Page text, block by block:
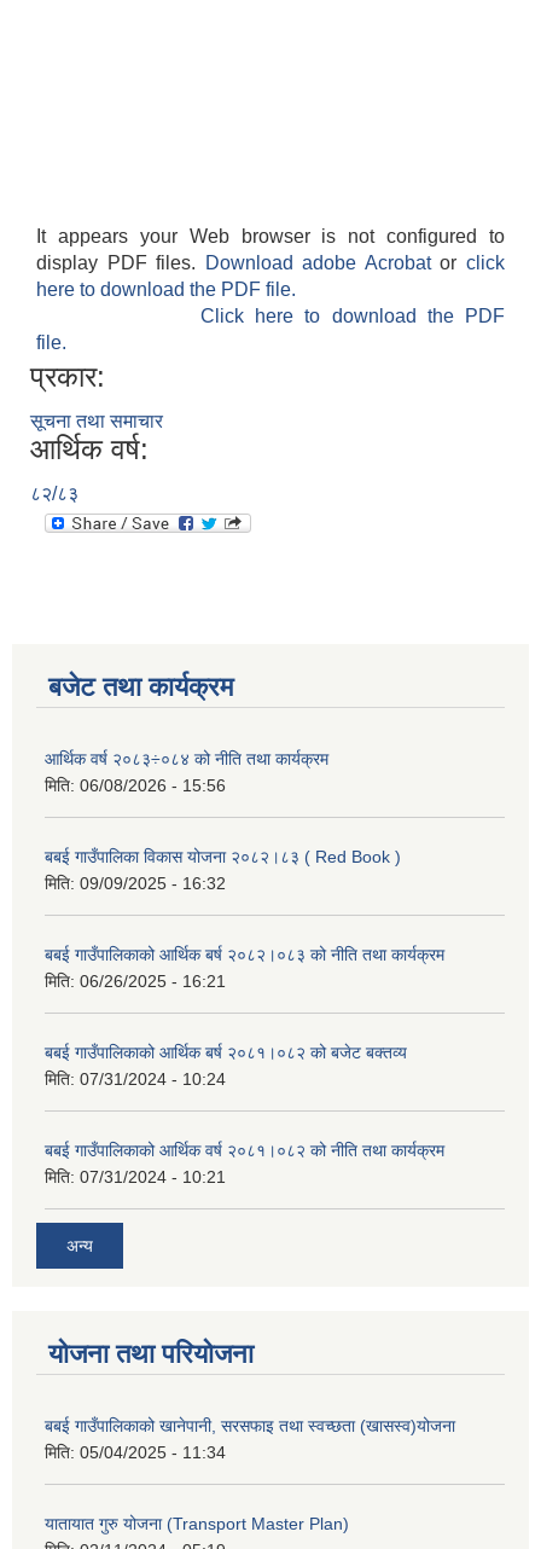
It appears your Web browser is not configured to
display PDF files.
Download adobe Acrobatorclick
here to download the PDF file.
Click here to download the PDF
file.
प्रकार:
सूचना तथा समाचार
आर्थिक वर्ष:
८२/८३
बजेट तथा कार्यक्रम
आर्थिक वर्ष २०८३÷०८४ को नीति तथा कार्यक्रम
मिति: 06/08/2026 - 15:56
बबई गाउँपालिका विकास योजना २०८२।८३ ( Red Book )
मिति: 09/09/2025 - 16:32
बबई गाउँपालिकाको आर्थिक बर्ष २०८२।०८३ को नीति तथा कार्यक्रम
मिति: 06/26/2025 - 16:21
बबई गाउँपालिकाको आर्थिक बर्ष २०८१।०८२ को बजेट बक्तव्य
मिति: 07/31/2024 - 10:24
बबई गाउँपालिकाको आर्थिक वर्ष २०८१।०८२ को नीति तथा कार्यक्रम
मिति: 07/31/2024 - 10:21
अन्य
योजना तथा परियोजना
बबई गाउँपालिकाको खानेपानी, सरसफाइ तथा स्वच्छता (खासस्व)योजना
मिति: 05/04/2025 - 11:34
यातायात गुरु योजना (Transport Master Plan)